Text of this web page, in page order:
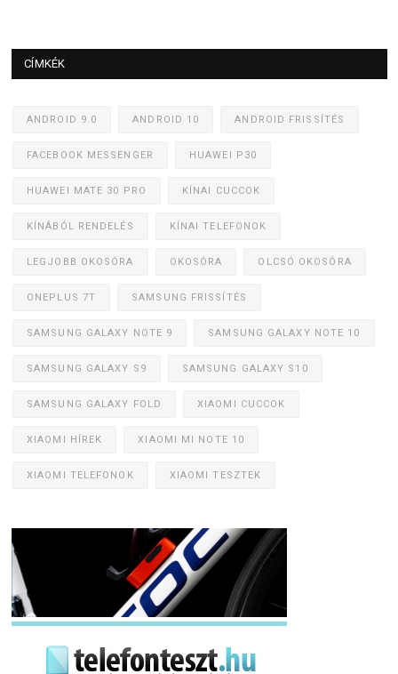
CÍMKÉK
ANDROID 9.0 ANDROID 10 ANDROID FRISSÍTÉS
FACEBOOK MESSENGER HUAWEI P30
HUAWEI MATE 30 PRO KÍNAI CUCCOK
KÍNÁBÓL RENDELÉS KÍNAI TELEFONOK
LEGJOBB OKOSÓRA OKOSÓRA OLCSÓ OKOSÓRA
ONEPLUS 7T SAMSUNG FRISSÍTÉS
SAMSUNG GALAXY NOTE 9 SAMSUNG GALAXY NOTE 10
SAMSUNG GALAXY S9 SAMSUNG GALAXY S10
SAMSUNG GALAXY FOLD XIAOMI CUCCOK
XIAOMI HÍREK XIAOMI MI NOTE 10
XIAOMI TELEFONOK XIAOMI TESZTEK